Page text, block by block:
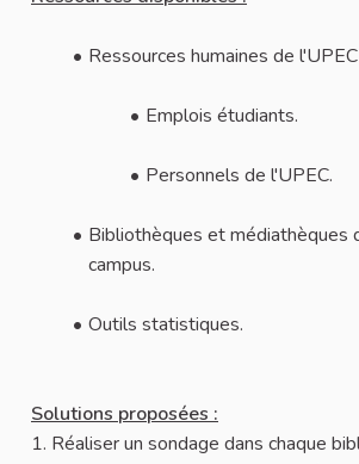
Ressources humaines de
Emplois étudiants.
Personnels de l'UPEC.
Bibliothèques et médiathèques
campus.
Outils statistiques.
Solutions proposées :
1. Réaliser un sondage dans chaque